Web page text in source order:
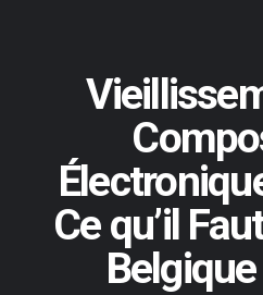
Ce qu’il